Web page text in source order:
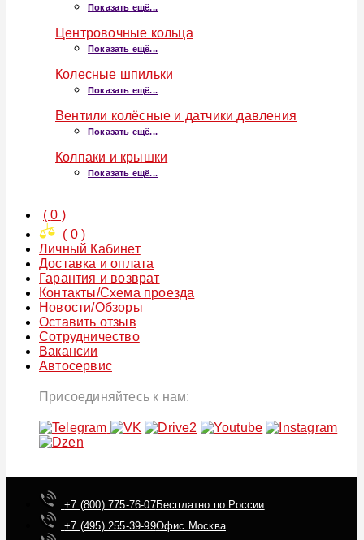
Показать ещё...
Центровочные кольца
Показать ещё...
Колесные шпильки
Показать ещё...
Вентили колёсные и датчики давления
Показать ещё...
Колпаки и крышки
Показать ещё...
(0 )
( 0)
Личный Кабинет
Доставка и оплата
Гарантия и возврат
Контакты/Схема проезда
Новости/Обзоры
Оставить отзыв
Сотрудничество
Вакансии
Автосервис
Присоединяйтесь к нам:
+7 (800) 775-76-07Бесплатно по России
+7 (495) 255-39-99Офис Москва